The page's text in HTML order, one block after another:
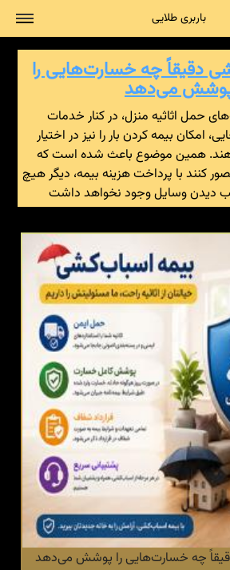
باربری طلایی
دقیقاً چه خسارت‌هایی را
می‌دهد
حمل اثاثیه منزل، در کنار خدمات
امکان بیمه کردن بار را نیز در اختیار
همین موضوع باعث شده است که
کنند با پرداخت هزینه بیمه، دیگر هیچ
دیدن وسایل وجود نخواهد داشت
چه خسارت‌هایی را پوشش می‌دهد